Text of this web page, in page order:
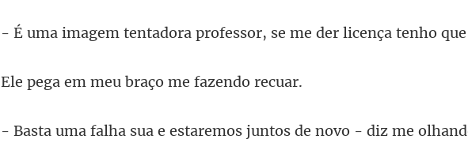
ra professor, se me de
eu braço me f
mos juntos de novo - diz me ol